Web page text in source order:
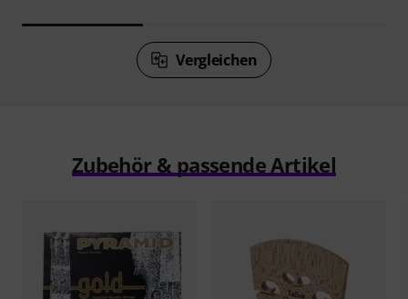
Vergleichen
Zubehör & passende Artikel